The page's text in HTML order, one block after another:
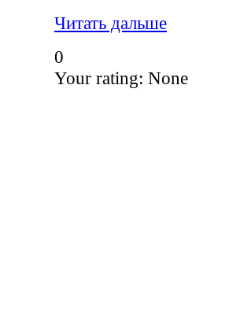
Читать дальше
0
Your rating: None